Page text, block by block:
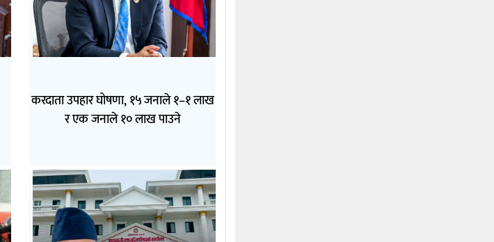
करदाता उपहार घोषणा, १५ जनाले १–१ लाख
र एक जनाले १० लाख पाउने